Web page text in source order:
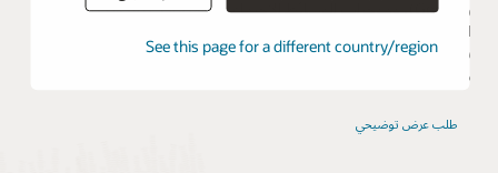
See this page for a different country/region
وGoogle)، وموجزات الوسائط الاجتماعية، ومصادر IoT، وبحيرات
البيانات، والمزيد. يمكن أن تتضمن مصادر البيانات المتصلة مجموعات
بيانات سحابية أو محلية أو ذاتية الخدمة. استخدم الخدمة الذاتية لدمج
مصادر خارجية أو شخصية لعرض أعمال كامل.
طلب عرض توضيحي